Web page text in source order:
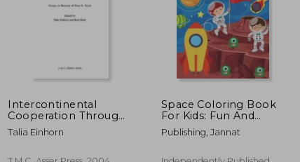
45% $ 560.58
$ 308.32
40%
dcto.
Intercontinental
Cooperation Through
Private International
Law: Essays in
Talia Einhorn
Space Coloring Book
For Kids: Fun And
Educational Outer
Space Coloring Book
Publishing, Jannat